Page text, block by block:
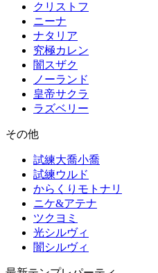
クリストフ
ニーナ
ナタリア
究極カレン
闇スザク
ノーランド
皇帝サクラ
ラズベリー
その他
試練大喬小喬
試練ウルド
からくりモトナリ
ニケ&アテナ
ツクヨミ
光シルヴィ
闇シルヴィ